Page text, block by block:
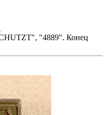
"4889". Конец